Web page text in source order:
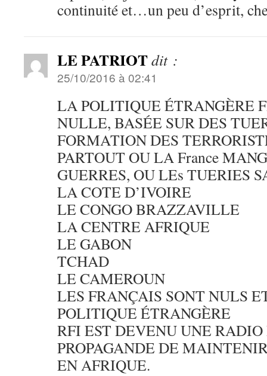
continuité et…un peu d’esprit,
LE PATRIOTdit :
25/10/2016 à 02:41
LA POLITIQUE ÉTRANGÈRE
NULLE, BASÉE SUR DES
FORMATION DES
PARTOUT OU LA France
GUERRES, OU LEs TUERIES
LA COTE D’IVOIRE
LE CONGO BRAZZAVILLE
LA CENTRE AFRIQUE
LE GABON
TCHAD
LE CAMEROUN
LES FRANÇAIS SONT NULS
POLITIQUE ÉTRANGÈRE
RFI EST DEVENU UNE
PROPAGANDE DE
EN AFRIQUE.